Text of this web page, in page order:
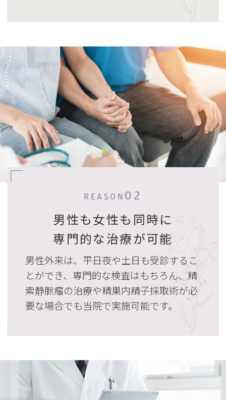
REASON 02
男性も女性も同時に
専門的な治療が可能
男性外来は、平日夜や土日も受診するこ
とができ、専門的な検査はもちろん、精
索静脈瘤の治療や精巣内精子採取術が必
要な場合でも当院で実施可能です。